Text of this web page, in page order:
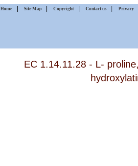
Home Site Map Copyright Contact us Privacy
EC 1.14.11.28 - L-